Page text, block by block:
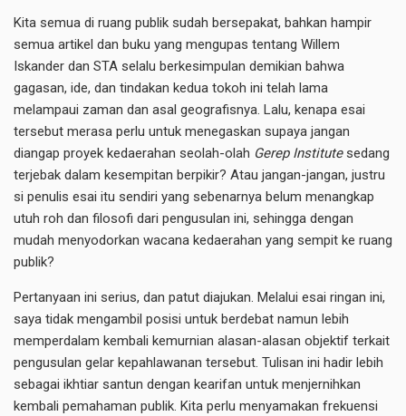
Kita semua di ruang publik sudah bersepakat, bahkan hampir
semua artikel dan buku yang mengupas tentang Willem
Iskander dan STA selalu berkesimpulan demikian bahwa
gagasan, ide, dan tindakan kedua tokoh ini telah lama
melampaui zaman dan asal geografisnya. Lalu, kenapa esai
tersebut merasa perlu untuk menegaskan supaya jangan
diangap proyek kedaerahan seolah-olah Gerep Institutesedang
terjebak dalam kesempitan berpikir? Atau jangan-jangan, justru
si penulis esai itu sendiri yang sebenarnya belum menangkap
utuh roh dan filosofi dari pengusulan ini, sehingga dengan
mudah menyodorkan wacana kedaerahan yang sempit ke ruang
publik?
Pertanyaan ini serius, dan patut diajukan. Melalui esai ringan ini,
saya tidak mengambil posisi untuk berdebat namun lebih
memperdalam kembali kemurnian alasan-alasan objektif terkait
pengusulan gelar kepahlawanan tersebut. Tulisan ini hadir lebih
sebagai ikhtiar santun dengan kearifan untuk menjernihkan
kembali pemahaman publik. Kita perlu menyamakan frekuensi